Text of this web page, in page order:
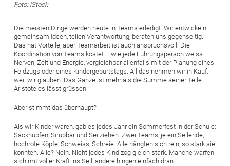
Foto: iStock
Die meisten Dinge werden heute in Teams erledigt. Wir entwickeln
gemeinsam Ideen, teilen Verantwortung, beraten uns gegenseitig.
Das hat Vorteile, aber Teamarbeit ist auch anspruchsvoll. Die
Koordination von Teams kostet – wie jede Führungsperson weiss –
Nerven, Zeit und Energie, vergleichbar allenfalls mit der Planung eines
Feldzugs oder eines Kindergeburtstags. All das nehmen wir in Kauf,
weil wir glauben: Das Ganze ist mehr als die Summe seiner Teile.
Aristoteles lässt grüssen.
Aber stimmt das überhaupt?
Als wir Kinder waren, gab es jedes Jahr ein Sommerfest in der Schule:
Sackhüpfen, Sirupbar und Seilziehen. Zwei Teams, je ein Seilende,
hochrote Köpfe, Schweiss, Schreie. Alle hängten sich rein, so stark sie
konnten. Alle? Nein. Nicht jedes Kind zog gleich stark. Manche warfen
sich mit voller Kraft ins Seil, andere hingen einfach dran: